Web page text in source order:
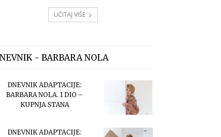
UČITAJ VIŠE
- BARBARA NOLA
DNEVNIK ADAPTACIJE:
BARBARA NOLA. 1 DIO –
KUPNJA STANA
DNEVNIK ADAPTACIJE: